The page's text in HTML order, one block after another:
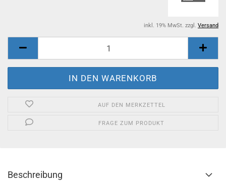
inkl. 19% MwSt. zzgl. Versand
AUF DEN MERKZETTEL
FRAGE ZUM PRODUKT
Beschreibung